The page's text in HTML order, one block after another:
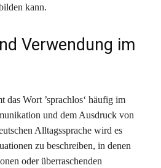
kann.
Verwendung im
das Wort ’sprachlos‘ häufig im
und dem Ausdruck von
Alltagssprache wird es
zu beschreiben, in denen
oder überraschenden